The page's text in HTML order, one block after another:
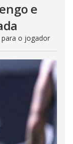
e
o jogador